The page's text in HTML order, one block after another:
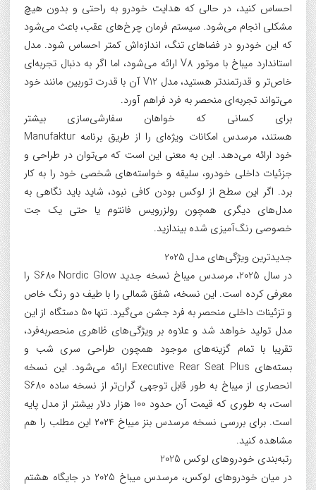
احساس کنید، در حالی که هدایت خودرو به راحتی و بدون هیچ
مشکلی انجام می‌شود. سیستم فرمان چرخ‌های عقب، باعث می‌شود
که این خودرو در فضاهای تنگ، اندازه‌اش کمتر احساس شود. مدل
استاندارد میباخ با موتور V8 ارائه می‌شود، اما اگر به دنبال تجربه‌ای
خاص‌تر و قدرتمندتر هستید، مدل V12 آن با قدرت توربین مانند خود
می‌تواند تجربه‌ای منحصر به فرد فراهم آورد.
برای کسانی که خواهان سفارشی‌سازی بیشتر
هستند، مرسدس امکانات ویژه‌ای را از طریق برنامه Manufaktur
خود ارائه می‌دهد. این به معنی این است که می‌توان در طراحی و
جزئیات داخلی خودرو، سلیقه و خواسته‌های شخصی خود را به کار
برد. اگر این سطح از لوکس بودن کافی نبود، شاید باید نگاهی به
مدل‌های دیگری همچون رولزرویس فانتوم یا حتی یک جت
خصوصی رنگ‌آمیزی شده بیندازید.
جدیدترین ویژگی‌های مدل 2025
در سال 2025، مرسدس میباخ نسخه جدید S680 Nordic Glow را
معرفی کرده است. این نسخه، شفق شمالی را با طیف دو رنگ خاص
و تزئینات داخلی منحصر به فرد جشن می‌گیرد. تنها 50 دستگاه از این
مدل تولید خواهد شد و علاوه بر ویژگی‌های ظاهری منحصربه‌فرد،
تقریبا با تمام گزینه‌های موجود همچون طراحی سری شب و
بسته‌های Executive Rear Seat Plus ارائه می‌شود. این نسخه
انحصاری از میباخ به طور قابل توجهی گران‌تر از نسخه ساده S680
است، به طوری که قیمت آن حدود 100 هزار دلار بیشتر از مدل پایه
است. برای بررسی نسخه مرسدس بنز میباخ ۲۰۲۴ این مطلب را هم
مشاهده کنید.
رتبه‌بندی خودروهای لوکس 2025
در میان خودروهای لوکس، مرسدس میباخ 2025 در جایگاه هشتم